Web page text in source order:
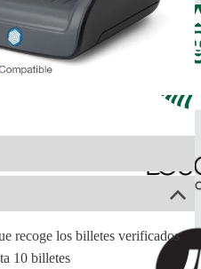
recoge los billetes verificados
10 billetes